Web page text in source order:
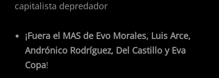
capitalista depredador
¡Fuera el MAS de Evo Morales, Luis Arce,
Andrónico Rodríguez, Del Castillo y Eva
Copa!